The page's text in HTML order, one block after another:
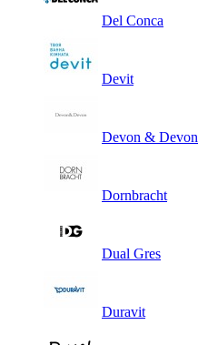
Del Conca
Devit
Devon & Devon
Dornbracht
Dual Gres
Duravit